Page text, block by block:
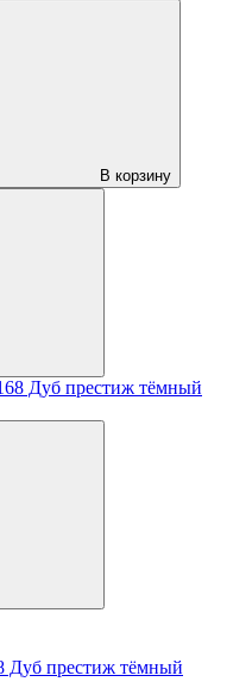
В корзину
Дуб престиж тёмный